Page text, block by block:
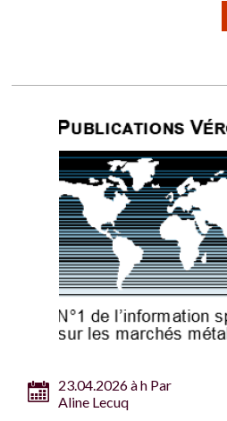
23.04.2026 à h Par
Aline Lecuq